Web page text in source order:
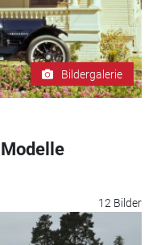
Bildergalerie
12 Bilder